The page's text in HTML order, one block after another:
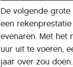
De volgende
een
evenaren. Met het
uur uit te voeren,
jaar over zou